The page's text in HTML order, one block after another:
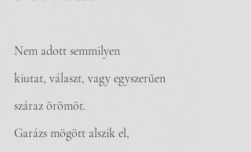
Nem adott semmilyen
kiutat, választ, vagy egyszerűen
száraz örömöt.
Garázs mögött alszik el,